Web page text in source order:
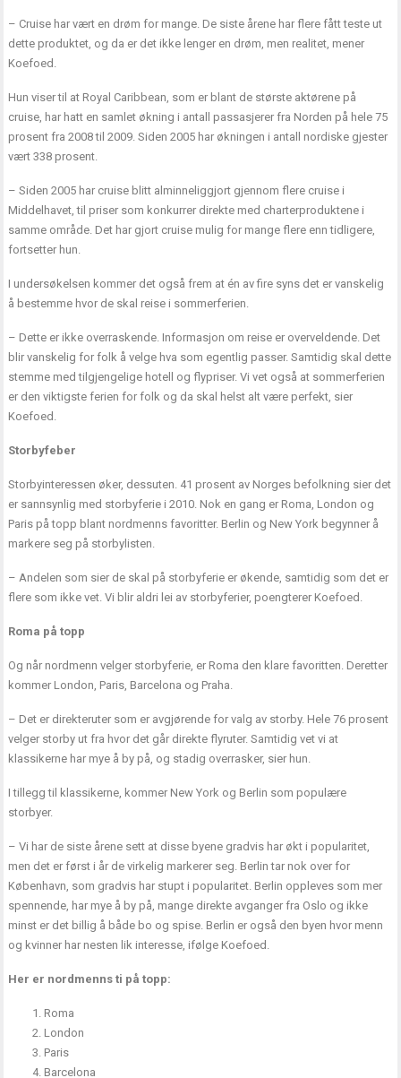
– Cruise har vært en drøm for mange. De siste årene har flere fått teste ut
dette produktet, og da er det ikke lenger en drøm, men realitet, mener
Koefoed.
Hun viser til at Royal Caribbean, som er blant de største aktørene på
cruise, har hatt en samlet økning i antall passasjerer fra Norden på hele 75
prosent fra 2008 til 2009. Siden 2005 har økningen i antall nordiske gjester
vært 338 prosent.
– Siden 2005 har cruise blitt alminneliggjort gjennom flere cruise i
Middelhavet, til priser som konkurrer direkte med charterproduktene i
samme område. Det har gjort cruise mulig for mange flere enn tidligere,
fortsetter hun.
I undersøkelsen kommer det også frem at én av fire syns det er vanskelig
å bestemme hvor de skal reise i sommerferien.
– Dette er ikke overraskende. Informasjon om reise er overveldende. Det
blir vanskelig for folk å velge hva som egentlig passer. Samtidig skal dette
stemme med tilgjengelige hotell og flypriser. Vi vet også at sommerferien
er den viktigste ferien for folk og da skal helst alt være perfekt, sier
Koefoed.
Storbyfeber
Storbyinteressen øker, dessuten. 41 prosent av Norges befolkning sier det
er sannsynlig med storbyferie i 2010. Nok en gang er Roma, London og
Paris på topp blant nordmenns favoritter. Berlin og New York begynner å
markere seg på storbylisten.
– Andelen som sier de skal på storbyferie er økende, samtidig som det er
flere som ikke vet. Vi blir aldri lei av storbyferier, poengterer Koefoed.
Roma på topp
Og når nordmenn velger storbyferie, er Roma den klare favoritten. Deretter
kommer London, Paris, Barcelona og Praha.
– Det er direkteruter som er avgjørende for valg av storby. Hele 76 prosent
velger storby ut fra hvor det går direkte flyruter. Samtidig vet vi at
klassikerne har mye å by på, og stadig overrasker, sier hun.
I tillegg til klassikerne, kommer New York og Berlin som populære
storbyer.
– Vi har de siste årene sett at disse byene gradvis har økt i popularitet,
men det er først i år de virkelig markerer seg. Berlin tar nok over for
København, som gradvis har stupt i popularitet. Berlin oppleves som mer
spennende, har mye å by på, mange direkte avganger fra Oslo og ikke
minst er det billig å både bo og spise. Berlin er også den byen hvor menn
og kvinner har nesten lik interesse, ifølge Koefoed.
Her er nordmenns ti på topp:
Roma
London
Paris
Barcelona